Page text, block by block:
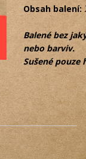
Obsah balení:
Balené bez
nebo barviv.
Sušené pouze